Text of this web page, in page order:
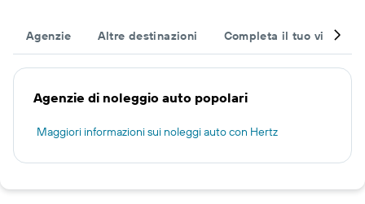
Agenzie Altre destinazioni Completa il tuo viaggio
Agenzie di noleggio auto popolari
Maggiori informazioni sui noleggi auto con Hertz